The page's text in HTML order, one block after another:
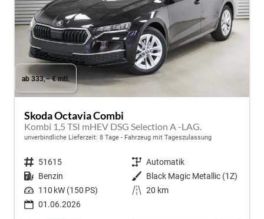
ab 333,– € mtl.
Skoda Octavia Combi
Kombi 1,5 TSI mHEV DSG Selection A -LAG.
unverbindliche Lieferzeit: 8 Tage Fahrzeug mit Tageszulassung
Fahrzeugnr. 51615 Getriebe Automatik
Kraftstoff Benzin Außenfarbe Black Magic Metallic (1Z)
Leistung 110 kW (150 PS) Kilometerstand 20 km
01.06.2026